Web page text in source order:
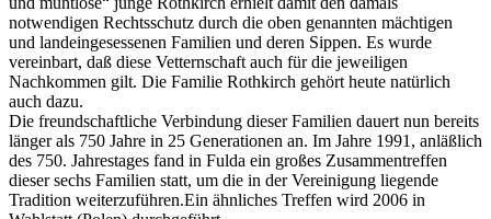
notwendigen Rechtsschutz durch die oben genannten mächtigen
und landeingesessenen Familien und deren Sippen. Es wurde
vereinbart, daß diese Vetternschaft auch für die jeweiligen
Nachkommen gilt. Die Familie Rothkirch gehört heute natürlich
auch dazu.
Die freundschaftliche Verbindung dieser Familien dauert nun bereits
länger als 750 Jahre in 25 Generationen an. Im Jahre 1991, anläßlich
des 750. Jahrestages fand in Fulda ein großes Zusammentreffen
dieser sechs Familien statt, um die in der Vereinigung liegende
Tradition weiterzuführen.Ein ähnliches Treffen wird 2006 in